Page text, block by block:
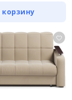
корзину